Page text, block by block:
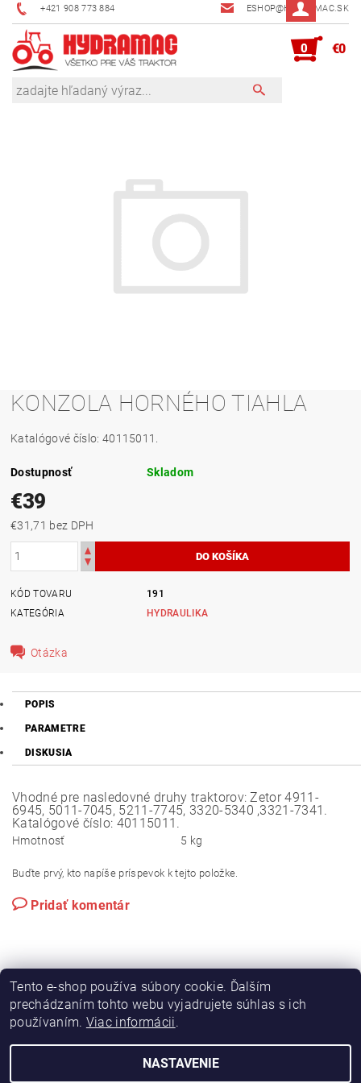
+421 908 773 884 ESHOP@HYDRAMAC.SK
0 €0
KONZOLA HORNÉHO TIAHLA
Katalógové číslo: 40115011.
Dostupnosť Skladom
€39
€31,71 bez DPH
KÓD TOVARU
191
KATEGÓRIA
HYDRAULIKA
Otázka
POPIS
PARAMETRE
DISKUSIA
Vhodné pre nasledovné druhy traktorov: Zetor 4911-
6945, 5011-7045, 5211-7745, 3320-5340 ,3321-7341.
Katalógové číslo: 40115011.
Hmotnosť 5 kg
Buďte prvý, kto napíše príspevok k tejto položke.
Pridať komentár
Výroba hydraulických hadíc
Tento e-shop používa súbory cookie. Ďalším
prechádzaním tohto webu vyjadrujete súhlas s ich
používaním. Viac informácii.
NASTAVENIE